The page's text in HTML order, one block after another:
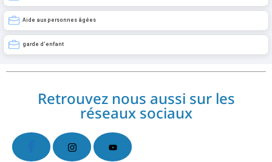
Aide aux personnes âgées
garde d’enfant
Retrouvez nous aussi sur les
réseaux sociaux